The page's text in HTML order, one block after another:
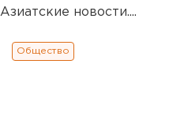
Азиатские новости....
Общество